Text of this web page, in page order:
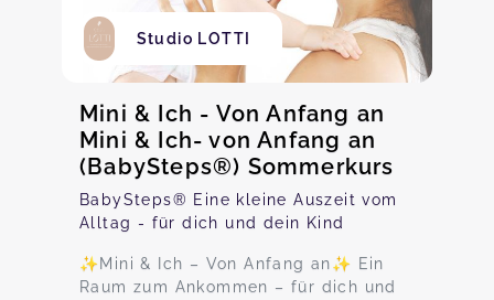
Studio LOTTI
Mini & Ich - Von Anfang an
Mini & Ich- von Anfang an
(BabySteps®) Sommerkurs
BabySteps® Eine kleine Auszeit vom
Alltag - für dich und dein Kind
✨Mini & Ich – Von Anfang an✨ Ein
Raum zum Ankommen – für dich und